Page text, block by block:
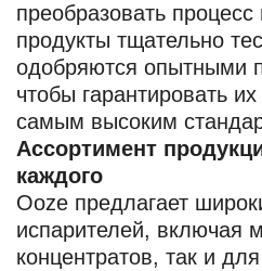
преобразовать
продукты тщательно
одобряются опытными
чтобы гарантировать
самым высоким
Ассортимент
каждого
Ooze предлагает
испарителей, включая
концентратов, так и